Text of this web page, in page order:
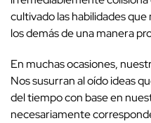
cultivado las habilidades
los demás de una manera
En muchas ocasiones,
Nos susurran al oído ideas
del tiempo con base en
necesariamente